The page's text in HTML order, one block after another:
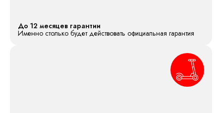
До 12 месяцев гарантии
Именно столько будет действовать официальная гарантия